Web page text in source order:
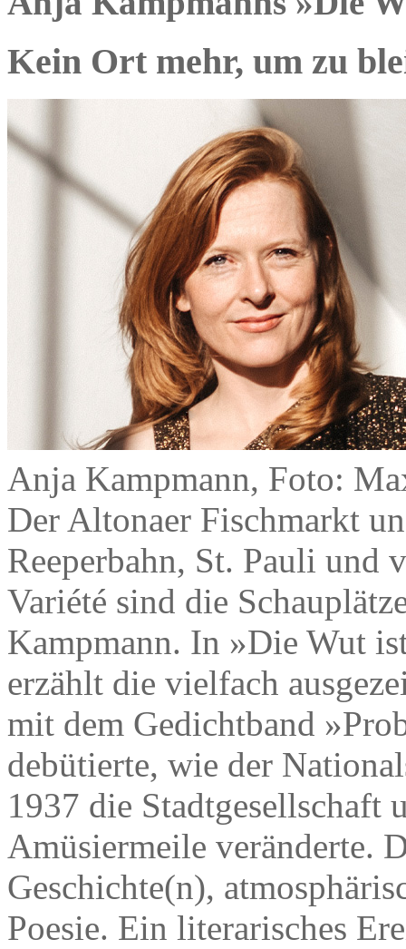
Kein Ort mehr, um zu
Anja Kampmann, Foto:
Der Altonaer Fischmarkt
Reeperbahn, St. Pauli und
Variété sind die
Kampmann. In »Die Wut
erzählt die vielfach
mit dem Gedichtband
debütierte, wie der
1937 die Stadtgesellschaft
Amüsiermeile veränderte.
Geschichte(n),
Poesie. Ein literarisches